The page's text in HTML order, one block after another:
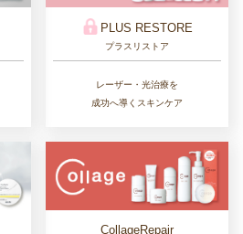
PLUS RESTORE
プラスリストア
レーザー・光治療を
成功へ導くスキンケア
CollageRepair